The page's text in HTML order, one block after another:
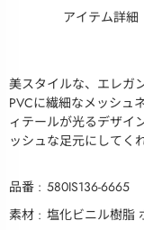
アイテム詳細
美スタイルな、エレガ
PVCに繊細なメッシュ
ィテールが光るデザイ
ッシュな足元にしてく
品番
580IS136-6665
素材
塩化ビニル樹脂